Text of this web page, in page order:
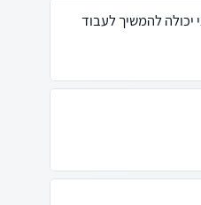
להמשיך לעבוד